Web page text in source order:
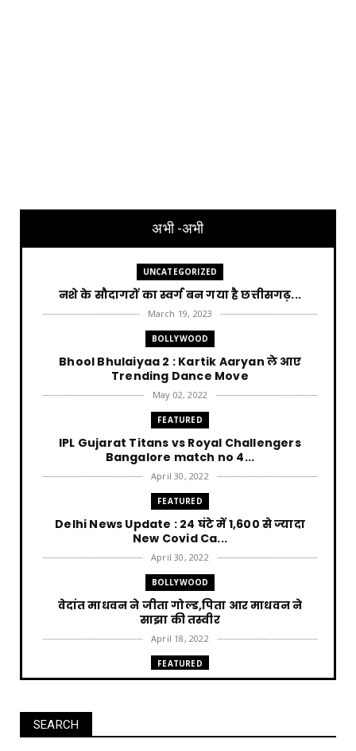
अभी -अभी
UNCATEGORIZED
नशे के सौदागरों का स्वर्ग बन गया है छत्तीसगढ़...
March 19, 2023
BOLLYWOOD
Bhool Bhulaiyaa 2 : Kartik Aaryan ले आए
Trending Dance Move
May 02, 2022
FEATURED
IPL Gujarat Titans vs Royal Challengers
Bangalore match no 4...
April 30, 2022
FEATURED
Delhi News Update : 24 घंटे में 1,600 से ज्यादा
New Covid Ca...
April 30, 2022
BOLLYWOOD
वेदांत माधवन ने जीता गोल्ड,पिता आर माधवन ने
साझा की तस्वीर
April 18, 2022
FEATURED
SEARCH